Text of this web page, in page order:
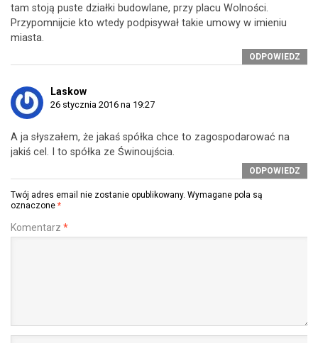
tam stoją puste działki budowlane, przy placu Wolności.
Przypomnijcie kto wtedy podpisywał takie umowy w imieniu
miasta.
ODPOWIEDZ
Laskow
26 stycznia 2016 na 19:27
A ja słyszałem, że jakaś spółka chce to zagospodarować na
jakiś cel. I to spółka ze Świnoujścia.
ODPOWIEDZ
Twój adres email nie zostanie opublikowany. Wymagane pola są
oznaczone *
Komentarz *